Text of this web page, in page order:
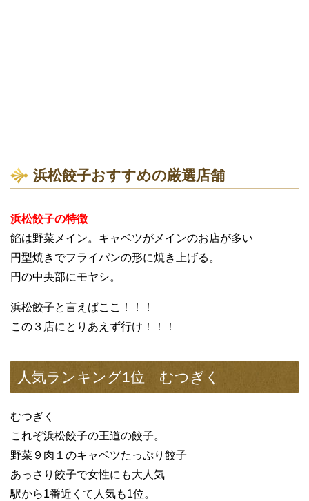
浜松餃子おすすめの厳選店舗
浜松餃子の特徴
餡は野菜メイン。キャベツがメインのお店が多い
円型焼きでフライパンの形に焼き上げる。
円の中央部にモヤシ。
浜松餃子と言えばここ！！！
この３店にとりあえず行け！！！
人気ランキング1位 むつぎく
むつぎく
これぞ浜松餃子の王道の餃子。
野菜９肉１のキャベツたっぷり餃子
あっさり餃子で女性にも大人気
駅から1番近くて人気も1位。